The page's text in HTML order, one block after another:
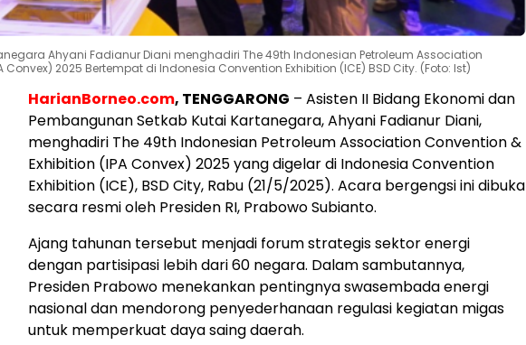
Ahyani Fadianur Diani menghadiri The 49th Indonesian Petroleum Association
Convex) 2025 Bertempat di Indonesia Convention Exhibition (ICE) BSD City. (Foto: Ist)
HarianBorneo.com, TENGGARONG – Asisten II Bidang Ekonomi dan
Pembangunan Setkab Kutai Kartanegara, Ahyani Fadianur Diani,
menghadiri The 49th Indonesian Petroleum Association Convention &
Exhibition (IPA Convex) 2025 yang digelar di Indonesia Convention
Exhibition (ICE), BSD City, Rabu (21/5/2025). Acara bergengsi ini dibuka
secara resmi oleh Presiden RI, Prabowo Subianto.
Ajang tahunan tersebut menjadi forum strategis sektor energi
dengan partisipasi lebih dari 60 negara. Dalam sambutannya,
Presiden Prabowo menekankan pentingnya swasembada energi
nasional dan mendorong penyederhanaan regulasi kegiatan migas
untuk memperkuat daya saing daerah.